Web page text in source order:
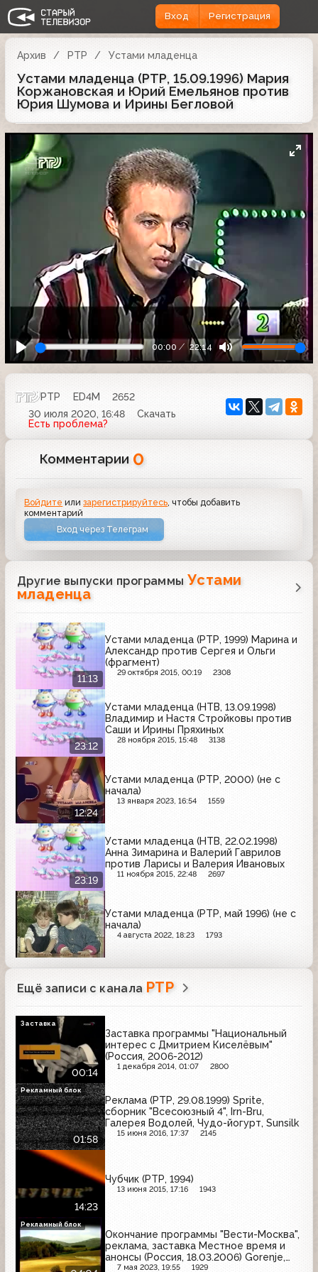
Вход Регистрация
Архив РТР Устами младенца
Устами младенца (РТР, 15.09.1996) Мария
Коржановская и Юрий Емельянов против
Юрия Шумова и Ирины Бегловой
00:00 22:14
РТР ED4M
2652
30 июля 2020, 16:48
Скачать
Есть проблема?
Комментарии 0
Войдите илизарегистрируйтесь, чтобы добавить
комментарий
Вход через Телеграм
Другие выпуски программы Устами
младенца
11:13
Устами младенца (РТР, 1999) Марина и
Александр против Сергея и Ольги
(фрагмент)
29 октября 2015, 00:19 2308
23:12
Устами младенца (НТВ, 13.09.1998)
Владимир и Настя Стройковы против
Саши и Ирины Пряхиных
28 ноября 2015, 15:48 3138
12:24
Устами младенца (РТР, 2000) (не с
начала)
13 января 2023, 16:54 1559
23:19
Устами младенца (НТВ, 22.02.1998)
Анна Зимарина и Валерий Гаврилов
против Ларисы и Валерия Ивановых
11 ноября 2015, 22:48 2697
Устами младенца (РТР, май 1996) (не с
начала)
4 августа 2022, 18:23 1793
Ещё записи с канала РТР
00:14
Заставка программы "Национальный
интерес с Дмитрием Киселёвым"
(Россия, 2006-2012)
1 декабря 2014, 01:07 2800
Заставка
01:58
Реклама (РТР, 29.08.1999) Sprite,
сборник "Всесоюзный 4", Irn-Bru,
Галерея Водолей, Чудо-йогурт, Sunsilk
15 июня 2016, 17:37 2145
Рекламный блок
14:23
Чубчик (РТР, 1994)
13 июня 2015, 17:16 1943
Окончание программы "Вести-Москва",
реклама, заставка Местное время и
анонсы (Россия, 18.03.2006) Gorenje,
Скит, Skylink, Рузское молоко, балет
7 мая 2023, 19:55 1929
Рекламный блок